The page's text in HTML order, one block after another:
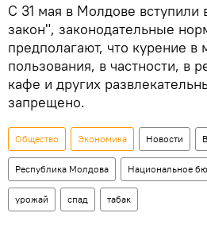
С 31 мая в Молдове вступили
закон", законодательные
предполагают, что курение в
пользования, в частности, в
кафе и других
запрещено.
Общество Экономика Новости
Республика Молдова Национальное
урожай спад табак